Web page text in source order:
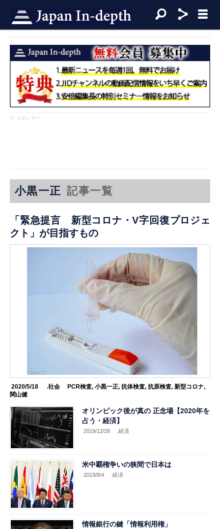
※ スポンサー
小黒一正 記事一覧
「緊急提言 新型コロナ・V字回復プロジェ
クト」が目指すもの
2020/5/18 .社会 PCR検査, 小黒一正, 抗体検査, 抗原検査, 新型コロナ,
関山健
オリンピック後が真の 正念場【2020年を
占う・経済】
2019/12/28 .経済
米中覇権争いの狭間で日本は
2019/8/4 .経済
情報銀行の鍵「情報利用権」